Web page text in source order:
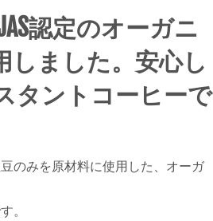
認定のオーガニ
しました。安心し
タントコーヒーで
のみを原材料に使用した、オーガ
。